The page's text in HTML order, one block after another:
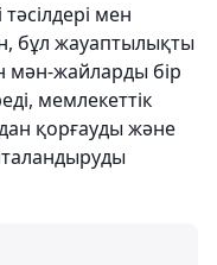
мен
бұл жауаптылықты
мән-жайларды бір
мемлекеттік
қорғауды және